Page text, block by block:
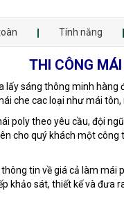
Tính năng
THI CÔNG
sáng thông minh hàng
che cac loại như mái
poly theo yêu cầu, đội
cho quý khách một
tin về giá cả làm
khảo sát, thiết kế và đưa